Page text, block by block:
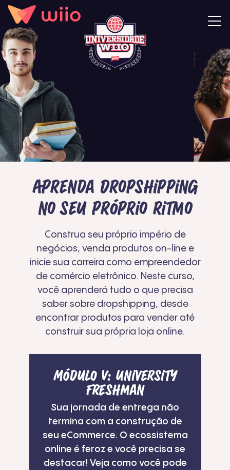
Aprenda Dropshipping
no seu próprio ritmo
Construa seu próprio império de
negócios, venda produtos on-line e
inicie sua carreira como empreendedor
de comércio eletrônico. Neste curso,
você aprenderá tudo o que precisa
saber sobre dropshipping, desde
encontrar produtos para vender até
construir sua própria loja online.
Módulo V: University
Freshman
Sua jornada de entrega não
termina com a construção de
seu eCommerce. O ecossistema
online é feroz e você precisa se
destacar! Veja como você pode